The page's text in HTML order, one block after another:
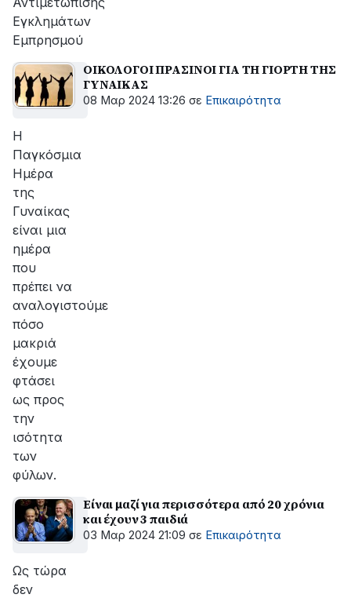
Εγκλημάτων
Εμπρησμού
ΟΙΚΟΛΟΓΟΙ ΠΡΑΣΙΝΟΙ ΓΙΑ ΤΗ ΓΙΟΡΤΗ ΤΗΣ
ΓΥΝΑΙΚΑΣ
08 Μαρ 2024 13:26 σε Επικαιρότητα
Η
Παγκόσμια
Ημέρα
της
Γυναίκας
είναι μια
ημέρα
που
πρέπει να
αναλογιστούμε
πόσο
μακριά
έχουμε
φτάσει
ως προς
την
ισότητα
των
φύλων.
Είναι μαζί για περισσότερα από 20 χρόνια
και έχουν 3 παιδιά
03 Μαρ 2024 21:09 σε Επικαιρότητα
Ως τώρα
δεν